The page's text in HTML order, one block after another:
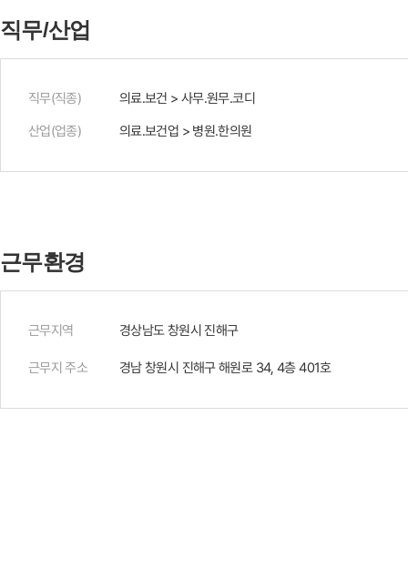
직무/산업
직무(직종)
의료.보건 > 사무.원무.코디
산업(업종)
의료.보건업 > 병원.한의원
근무환경
근무지역 경상남도 창원시 진해구
근무지 주소 경남 창원시 진해구 해원로 34, 4층 401호